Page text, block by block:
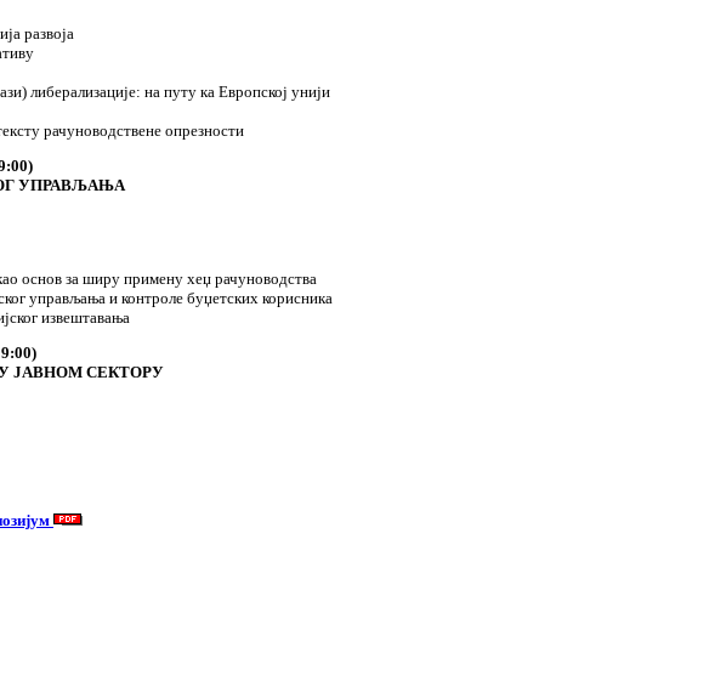
развоја
либерализације: на путу ка Европској унији
рачуноводствене опрезности
УПРАВЉАЊА
основ за ширу примену хеџ рачуноводства
управљања и контроле буџетских корисника
извештавања
ЈАВНОМ СЕКТОРУ